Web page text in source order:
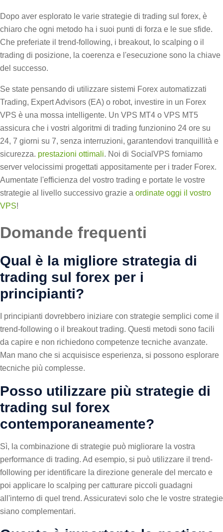
Dopo aver esplorato le varie strategie di trading sul forex, è
chiaro che ogni metodo ha i suoi punti di forza e le sue sfide.
Che preferiate il trend-following, i breakout, lo scalping o il
trading di posizione, la coerenza e l'esecuzione sono la chiave
del successo.
Se state pensando di utilizzare sistemi Forex automatizzati
Trading, Expert Advisors (EA) o robot, investire in un Forex
VPS è una mossa intelligente. Un VPS MT4 o VPS MT5
assicura che i vostri algoritmi di trading funzionino 24 ore su
24, 7 giorni su 7, senza interruzioni, garantendovi tranquillità e
sicurezza. prestazioni ottimali. Noi di SocialVPS forniamo
server velocissimi progettati appositamente per i trader Forex.
Aumentate l'efficienza del vostro trading e portate le vostre
strategie al livello successivo grazie a ordinate oggi il vostro
VPS!
Domande frequenti
Qual è la migliore strategia di
trading sul forex per i
principianti?
I principianti dovrebbero iniziare con strategie semplici come il
trend-following o il breakout trading. Questi metodi sono facili
da capire e non richiedono competenze tecniche avanzate.
Man mano che si acquisisce esperienza, si possono esplorare
tecniche più complesse.
Posso utilizzare più strategie di
trading sul forex
contemporaneamente?
Sì, la combinazione di strategie può migliorare la vostra
performance di trading. Ad esempio, si può utilizzare il trend-
following per identificare la direzione generale del mercato e
poi applicare lo scalping per catturare piccoli guadagni
all'interno di quel trend. Assicuratevi solo che le vostre strategie
siano complementari.